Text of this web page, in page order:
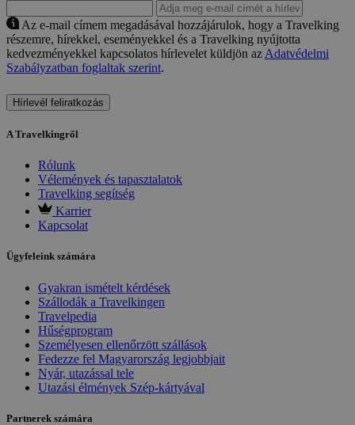
Az e-mail címem megadásával hozzájárulok, hogy a Travelking
részemre, hírekkel, eseményekkel és a Travelking nyújtotta
kedvezményekkel kapcsolatos hírlevelet küldjön az Adatvédelmi
Szabályzatban foglaltak szerint.
Hírlevél feliratkozás
A Travelkingről
Rólunk
Vélemények és tapasztalatok
Travelking segítség
Karrier
Kapcsolat
Ügyfeleink számára
Gyakran ismételt kérdések
Szállodák a Travelkingen
Travelpedia
Hűségprogram
Személyesen ellenőrzött szállások
Fedezze fel Magyarország legjobbjait
Nyár, utazással tele
Utazási élmények Szép-kártyával
Partnerek számára